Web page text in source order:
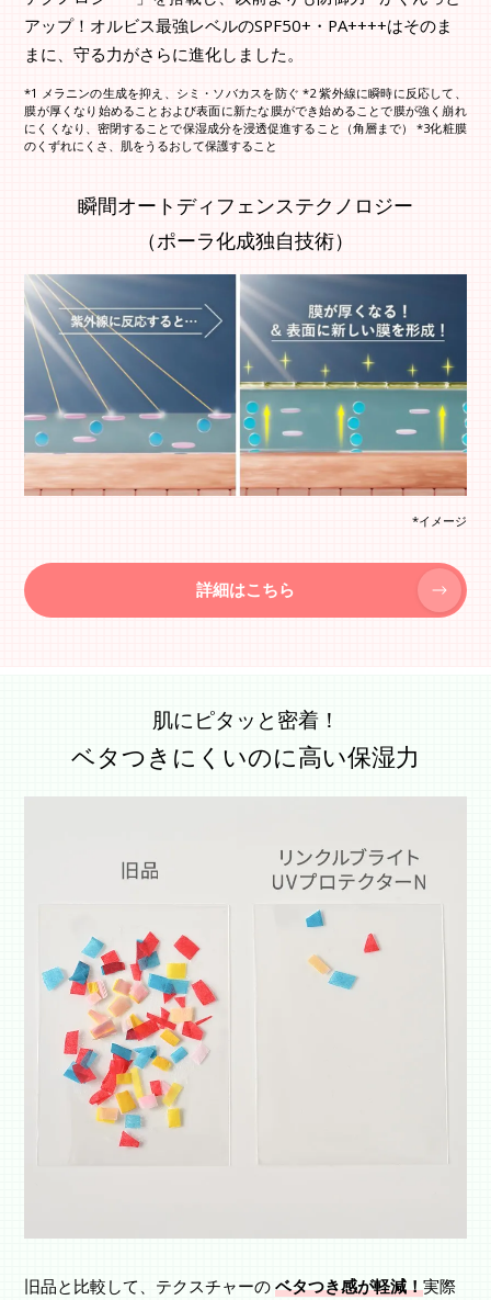
アップ！オルビス最強レベルのSPF50+・PA++++はそのま
まに、守る力がさらに進化しました。
*1 メラニンの生成を抑え、シミ・ソバカスを防ぐ *2 紫外線に瞬時に反応して、
膜が厚くなり始めることおよび表面に新たな膜ができ始めることで膜が強く崩れ
にくくなり、密閉することで保湿成分を浸透促進すること（角層まで） *3化粧膜
のくずれにくさ、肌をうるおして保護すること
瞬間オートディフェンステクノロジー
（ポーラ化成独自技術）
*イメージ
詳細はこちら
肌にピタッと密着！
ベタつきにくいのに高い保湿力
旧品と比較して、テクスチャーのベタつき感が軽減！実際